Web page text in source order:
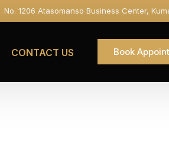
1206 Atasomanso Business Center,
CONTACT US Book